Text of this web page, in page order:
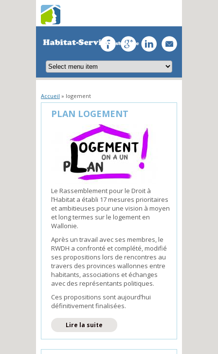
Vous êtes ici
Accueil » logement
PLAN LOGEMENT
Le Rassemblement pour le Droit à
l’Habitat a établi 17 mesures prioritaires
et ambitieuses pour une vision à moyen
et long termes sur le logement en
Wallonie.
Après un travail avec ses membres, le
RWDH a confronté et complété, modifié
ses propositions lors de rencontres au
travers des provinces wallonnes entre
habitants, associations et échanges
avec des représentants politiques.
Ces propositions sont aujourd’hui
définitivement finalisées.
Lire la suite de Plan Logement